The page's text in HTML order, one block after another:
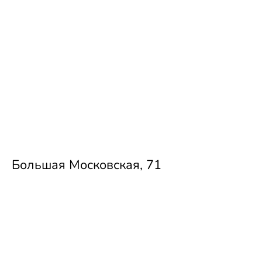
Большая Московская, 71